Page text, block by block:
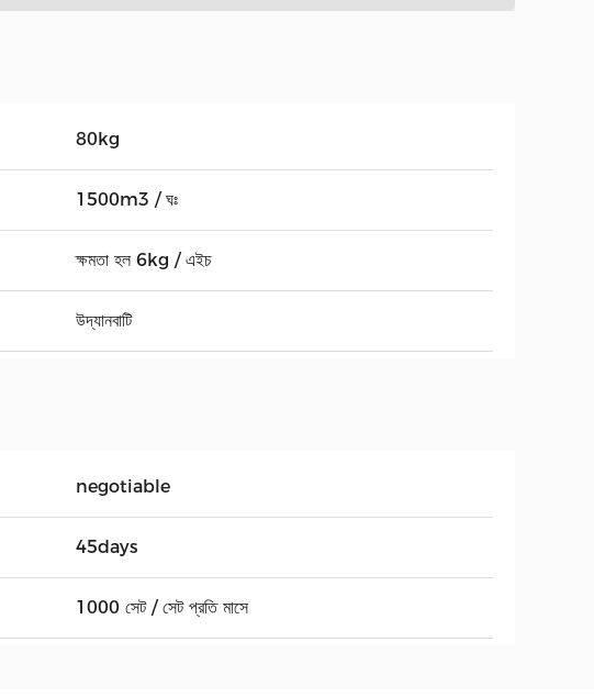
80kg
1500m3 / ঘঃ
ক্ষমতা হল 6kg / এইচ
উদ্যানবাটি
negotiable
45days
1000 সেট / সেট প্রতি মাসে